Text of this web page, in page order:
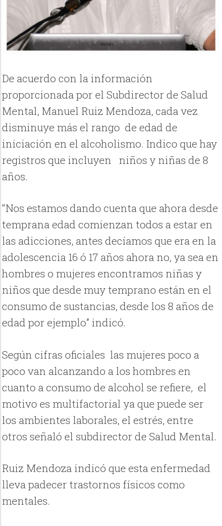
De acuerdo con la información
proporcionada por el Subdirector de Salud
Mental, Manuel Ruiz Mendoza, cada vez
disminuye más el rango de edad de
iniciación en el alcoholismo. Indico que hay
registros que incluyen niños y niñas de 8
años.
“Nos estamos dando cuenta que ahora desde
temprana edad comienzan todos a estar en
las adicciones, antes decíamos que era en la
adolescencia 16 ó 17 años ahora no, ya sea en
hombres o mujeres encontramos niñas y
niños que desde muy temprano están en el
consumo de sustancias, desde los 8 años de
edad por ejemplo” indicó.
Según cifras oficiales las mujeres poco a
poco van alcanzando a los hombres en
cuanto a consumo de alcohol se refiere, el
motivo es multifactorial ya que puede ser
los ambientes laborales, el estrés, entre
otros señaló el subdirector de Salud Mental.
Ruiz Mendoza indicó que esta enfermedad
lleva padecer trastornos físicos como
mentales.